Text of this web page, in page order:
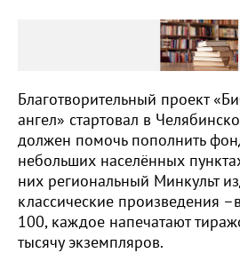
Благотворительный проект
ангел» стартовал в
должен помочь пополнить
небольших населённых
них региональный Минкульт
классические произведения
100, каждое напечатают
тысячу экземпляров.